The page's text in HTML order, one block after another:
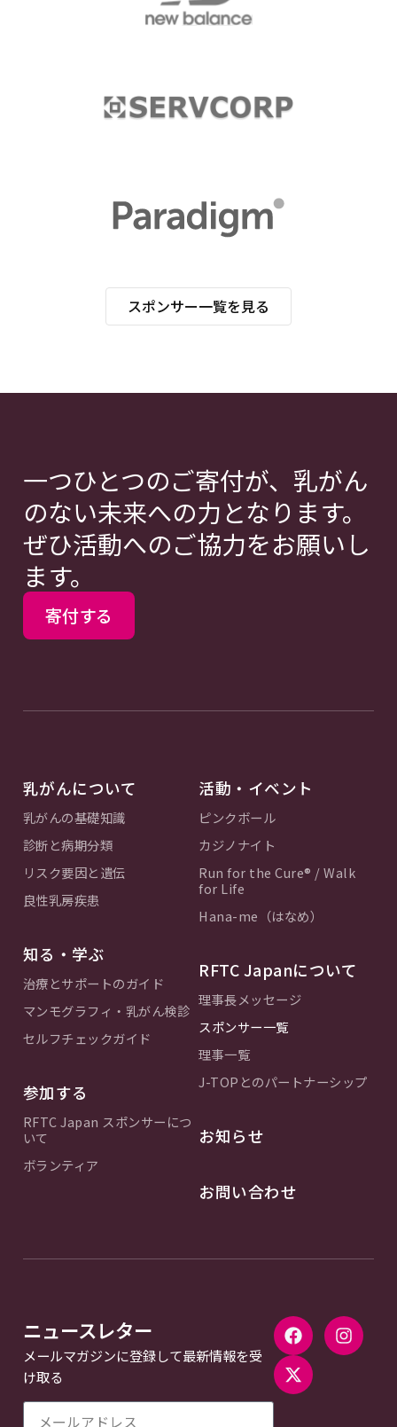
スポンサー一覧を見る
一つひとつのご寄付が、乳がん
のない未来への力となります。
ぜひ活動へのご協力をお願いし
ます。
寄付する
乳がんについて
乳がんの基礎知識
診断と病期分類
リスク要因と遺伝
良性乳房疾患
知る・学ぶ
治療とサポートのガイド
マンモグラフィ・乳がん検診
セルフチェックガイド
参加する
RFTC Japan スポンサーにつ
いて
ボランティア
活動・イベント
ピンクボール
カジノナイト
Run for the Cure® / Walk
for Life
Hana-me（はなめ）
RFTC Japanについて
理事長メッセージ
スポンサー一覧
理事一覧
J-TOPとのパートナーシップ
お知らせ
お問い合わせ
ニュースレター
メールマガジンに登録して最新情報を受
け取る